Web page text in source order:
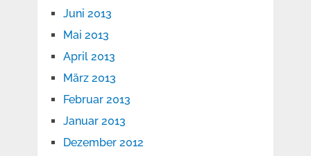
Juni 2013
Mai 2013
April 2013
März 2013
Februar 2013
Januar 2013
Dezember 2012